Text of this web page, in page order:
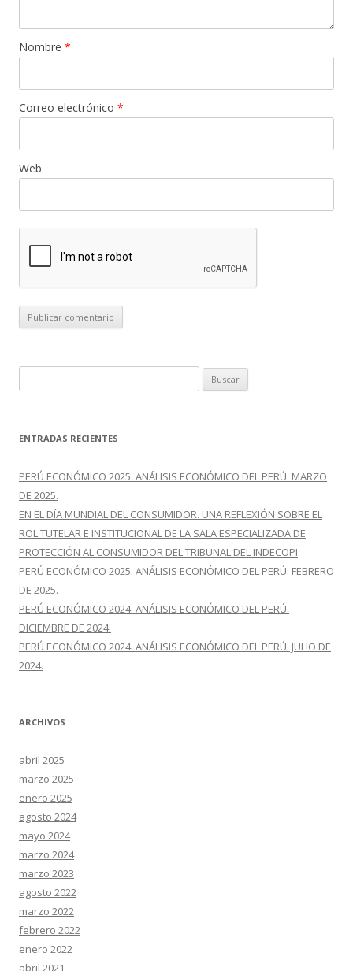
Nombre *
Correo electrónico *
Web
u
c
r
:
ENTRADAS RECIENTES
PERÚ ECONÓMICO 2025. ANÁLISIS ECONÓMICO DEL PERÚ. MARZO
DE 2025.
EN EL DÍA MUNDIAL DEL CONSUMIDOR. UNA REFLEXIÓN SOBRE EL
ROL TUTELAR E INSTITUCIONAL DE LA SALA ESPECIALIZADA DE
PROTECCIÓN AL CONSUMIDOR DEL TRIBUNAL DEL INDECOPI
PERÚ ECONÓMICO 2025. ANÁLISIS ECONÓMICO DEL PERÚ. FEBRERO
DE 2025.
PERÚ ECONÓMICO 2024. ANÁLISIS ECONÓMICO DEL PERÚ.
DICIEMBRE DE 2024.
PERÚ ECONÓMICO 2024. ANÁLISIS ECONÓMICO DEL PERÚ. JULIO DE
2024.
ARCHIVOS
abril 2025
marzo 2025
enero 2025
agosto 2024
mayo 2024
marzo 2024
marzo 2023
agosto 2022
marzo 2022
febrero 2022
enero 2022
abril 2021